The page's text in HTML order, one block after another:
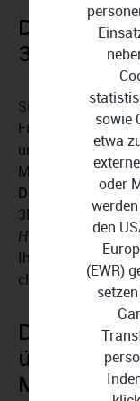
DVDFab
3D-Filme
Sie wandeln
Filmerlebnisse
unterstützt die
Mit dieser Version
Dateien oder 3D-
3D-Ausgabemodi
HDMI 1.4
Ihren Wünschen
cleveren
DVDFab
über
Modi
sowie
etwa
oder
den
(EWR)